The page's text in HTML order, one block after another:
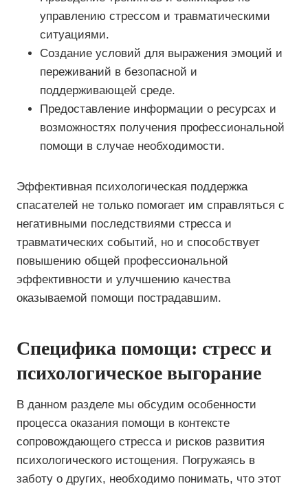
управлению стрессом и травматическими
ситуациями.
Создание условий для выражения эмоций и
переживаний в безопасной и
поддерживающей среде.
Предоставление информации о ресурсах и
возможностях получения профессиональной
помощи в случае необходимости.
Эффективная психологическая поддержка
спасателей не только помогает им справляться с
негативными последствиями стресса и
травматических событий, но и способствует
повышению общей профессиональной
эффективности и улучшению качества
оказываемой помощи пострадавшим.
Специфика помощи: стресс и
психологическое выгорание
В данном разделе мы обсудим особенности
процесса оказания помощи в контексте
сопровождающего стресса и рисков развития
психологического истощения. Погружаясь в
заботу о других, необходимо понимать, что этот